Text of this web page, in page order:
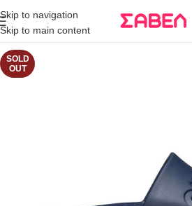
Skip to navigation
Skip to main content
άνω των 80€
Παραγγελία
SOLD
OUT